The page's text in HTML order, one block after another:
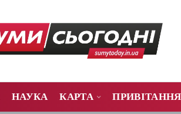
НАУКА КАРТА ПРИВІТАННЯ